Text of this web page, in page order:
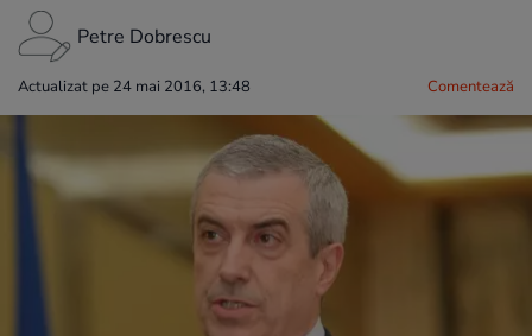
Petre Dobrescu
Actualizat pe 24 mai 2016, 13:48 Comentează